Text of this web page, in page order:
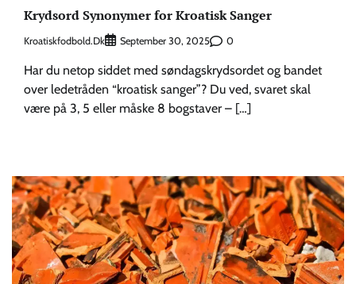
Krydsord Synonymer for Kroatisk Sanger
Kroatiskfodbold.dk September 30, 2025 0
Har du netop siddet med søndagskrydsordet og bandet
over ledetråden “kroatisk sanger”? Du ved, svaret skal
være på 3, 5 eller måske 8 bogstaver – […]